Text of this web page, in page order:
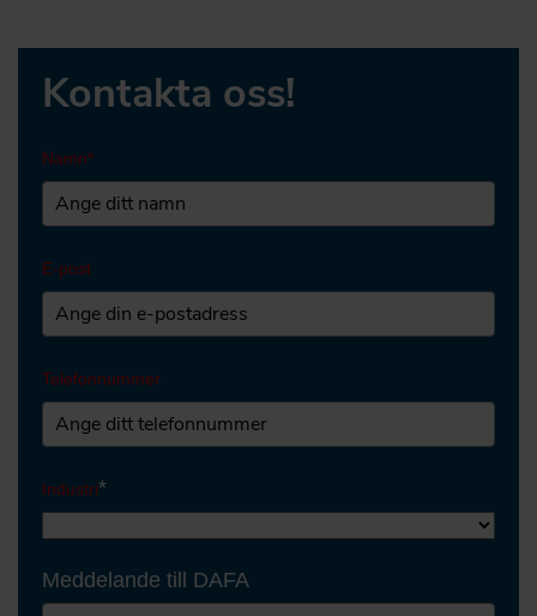
Kontakta oss!
Namn*
E-post
Telefonnummer
Industri*
Meddelande till DAFA